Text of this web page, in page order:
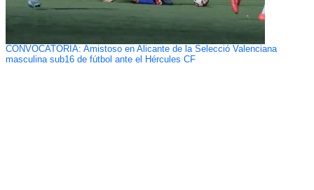
CONVOCATORIA: Amistoso en Alicante de la Selecció Valenciana
masculina sub16 de fútbol ante el Hércules CF